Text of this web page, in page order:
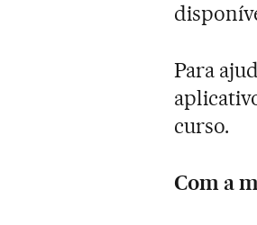
Para
curso.
Com a